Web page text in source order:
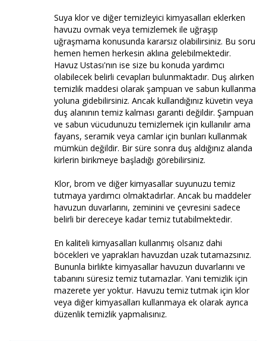
Suya klor ve diğer temizleyici kimyasalları eklerken
havuzu ovmak veya temizlemek ile uğraşıp
uğraşmama konusunda kararsız olabilirsiniz. Bu soru
hemen hemen herkesin aklına gelebilmektedir.
Havuz Ustası'nın ise size bu konuda yardımcı
olabilecek belirli cevapları bulunmaktadır. Duş alırken
temizlik maddesi olarak şampuan ve sabun kullanma
yoluna gidebilirsiniz. Ancak kullandığınız küvetin veya
duş alanının temiz kalması garanti değildir. Şampuan
ve sabun vücudunuzu temizlemek için kullanılır ama
fayans, seramik veya camlar için bunları kullanmak
mümkün değildir. Bir süre sonra duş aldığınız alanda
kirlerin birikmeye başladığı görebilirsiniz.
Klor, brom ve diğer kimyasallar suyunuzu temiz
tutmaya yardımcı olmaktadırlar. Ancak bu maddeler
havuzun duvarlarını, zeminini ve çevresini sadece
belirli bir dereceye kadar temiz tutabilmektedir.
En kaliteli kimyasalları kullanmış olsanız dahi
böcekleri ve yaprakları havuzdan uzak tutamazsınız.
Bununla birlikte kimyasallar havuzun duvarlarını ve
tabanını süresiz temiz tutamazlar. Yani temizlik için
mazerete yer yoktur. Havuzu temiz tutmak için klor
veya diğer kimyasalları kullanmaya ek olarak ayrıca
düzenlik temizlik yapmalısınız.